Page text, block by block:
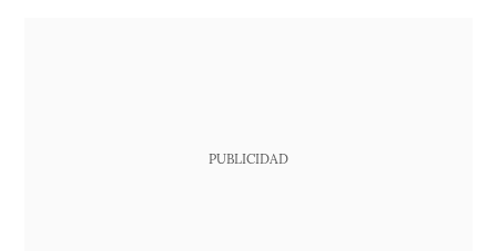
PUBLICIDAD